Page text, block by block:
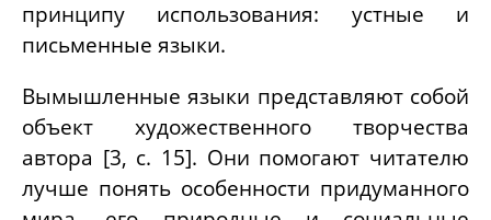
принципу использования: устные и
письменные языки.
Вымышленные языки представляют собой
объект художественного творчества
автора [3, с. 15]. Они помогают читателю
лучше понять особенности придуманного